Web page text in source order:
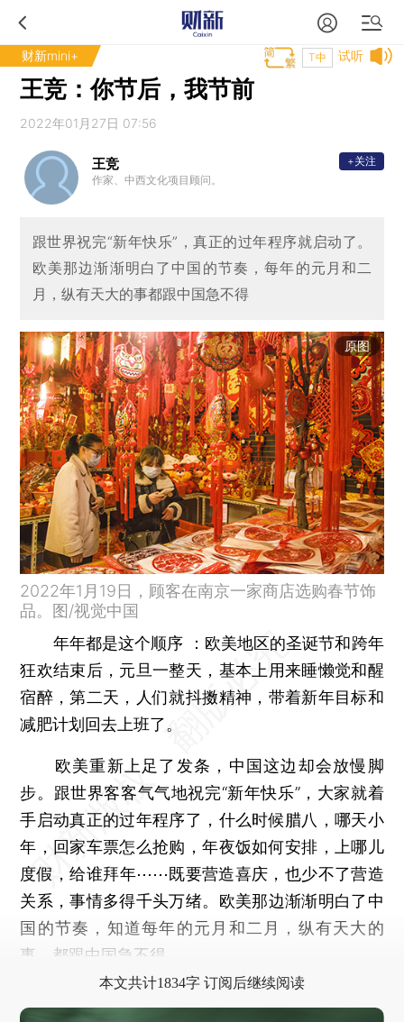
财新mini+ 试听
T中
王竞：你节后，我节前
2022年01月27日 07:56
王竞
作家、中西文化项目顾问。
+关注
跟世界祝完“新年快乐”，真正的过年程序就启动了。
欧美那边渐渐明白了中国的节奏，每年的元月和二
月，纵有天大的事都跟中国急不得
原图
2022年1月19日，顾客在南京一家商店选购春节饰
品。图/视觉中国
年年都是这个顺序 ：欧美地区的圣诞节和跨年
狂欢结束后，元旦一整天，基本上用来睡懒觉和醒
宿醉，第二天，人们就抖擞精神，带着新年目标和
减肥计划回去上班了。
欧美重新上足了发条，中国这边却会放慢脚
步。跟世界客客气气地祝完“新年快乐”，大家就着
手启动真正的过年程序了，什么时候腊八，哪天小
年，回家车票怎么抢购，年夜饭如何安排，上哪儿
度假，给谁拜年⋯⋯既要营造喜庆，也少不了营造
关系，事情多得千头万绪。欧美那边渐渐明白了中
国的节奏，知道每年的元月和二月，纵有天大的
事，都跟中国急不得。
本文共计1834字 订阅后继续阅读